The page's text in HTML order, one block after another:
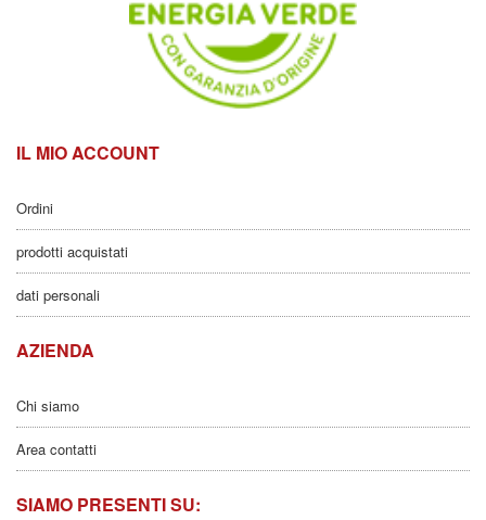
IL MIO ACCOUNT
Ordini
prodotti acquistati
dati personali
AZIENDA
Chi siamo
Area contatti
SIAMO PRESENTI SU: